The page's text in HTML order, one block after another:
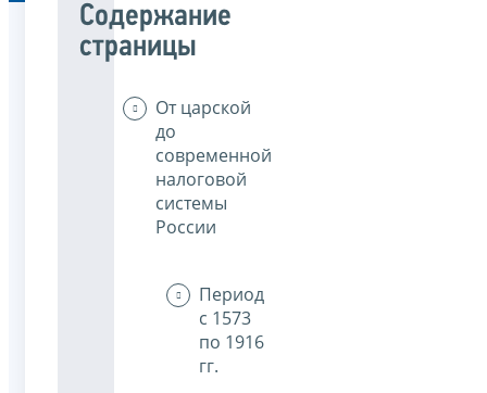
Содержание
страницы
От царской
до
современной
налоговой
системы
России
Период
с 1573
по 1916
гг.